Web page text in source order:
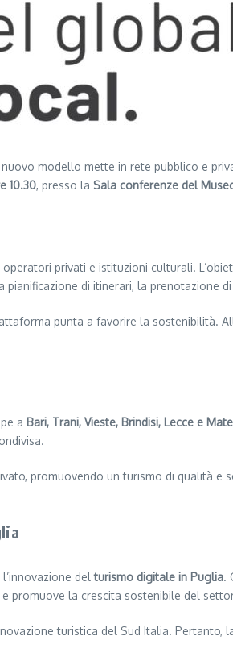
nuovo modello mette in rete pubblico e
10.30, presso la Sala conferenze del
privati e istituzioni culturali.
di itinerari, la prenotazione
punta a favorire la sostenibilità.
a Bari, Trani, Vieste, Brindisi, Lecce e
promuovendo un turismo di qualità
delturismo digitale in Puglia.
promuove la crescita sostenibile del
turistica del Sud Italia.